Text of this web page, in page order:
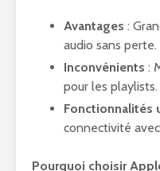
Avantages :
audio sans perte.
Inconvénients :
pour les playlists.
Fonctionnalités
connectivité
Pourquoi choisir